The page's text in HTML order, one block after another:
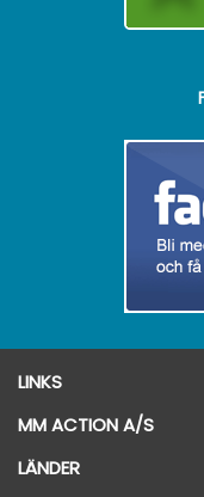
LINKS
MM ACTION A/S
LÄNDER